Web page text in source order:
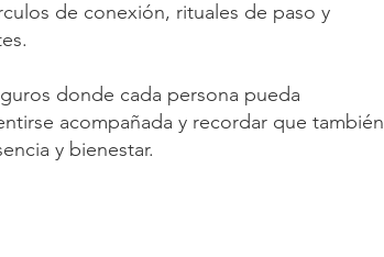
de conexión, rituales de paso y
donde cada persona pueda
acompañada y recordar que también
y bienestar.